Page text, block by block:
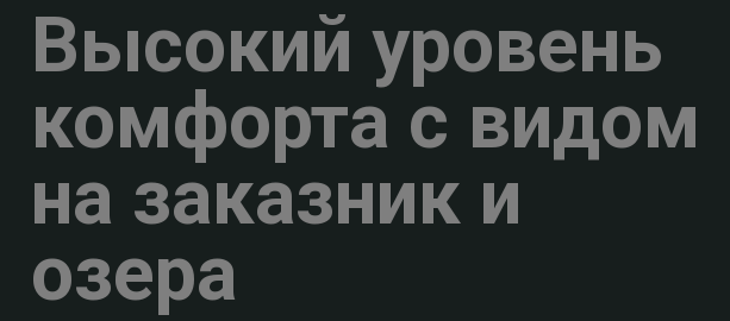
Высокий уровень
комфорта с видом
на заказник и
озера